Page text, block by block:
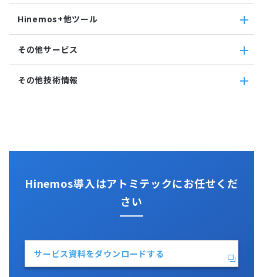
Hinemosエージェント監視
Windowsイベント監視
サービス・ポート監視
リソース監視
プロセス監視
メンテナンス
通知
アカウント
カレンダ
Hinemosエージェント
Hinemosクライアント
Hinemosマネージャ
Hinemos+他ツール
google apps
teams
slack
その他サービス
CloudGate UNO
その他技術情報
Hinemos導入はアトミテックにお任せくだ
さい
サービス資料をダウンロードする